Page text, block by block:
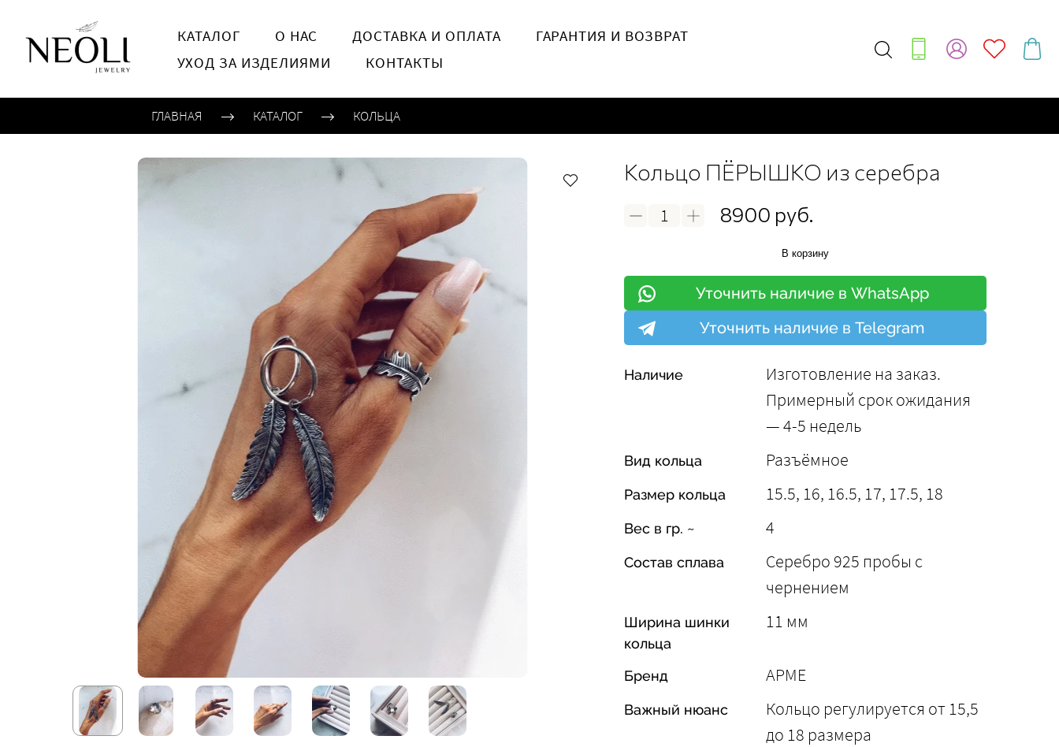
КАТАЛОГ О НАС ДОСТАВКА И ОПЛАТА
ГАРАНТИЯ И ВОЗВРАТ
УХОД ЗА ИЗДЕЛИЯМИ
КОНТАКТЫ
ГЛАВНАЯ КАТАЛОГ КОЛЬЦА
Кольцо ПЁРЫШКО из серебра
8900 руб.
В корзину
Уточнить наличие в WhatsApp
Уточнить наличие в Telegram
Наличие
Изготовление на заказ.
Примерный срок ожидания
— 4-5 недель
Вид кольца Разъёмное
Размер кольца 15.5, 16, 16.5, 17, 17.5, 18
Вес в гр. ~ 4
Состав сплава
Серебро 925 пробы с
чернением
Ширина шинки
кольца
11 мм
Бренд АРМЕ
Важный нюанс
Кольцо регулируется от 15,5
до 18 размера